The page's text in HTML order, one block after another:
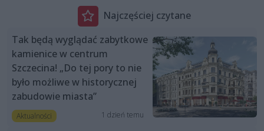
Najczęściej czytane
Tak będą wyglądać zabytkowe
kamienice w centrum
Szczecina! „Do tej pory to nie
było możliwe w historycznej
zabudowie miasta”
Aktualności 1 dzień temu